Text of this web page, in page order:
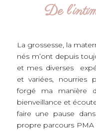
De
La grossesse, la
nés m’ont depuis
et mes diverses
et variées, nourries
forgé ma manière
bienveillance et
faire une pause
propre parcours